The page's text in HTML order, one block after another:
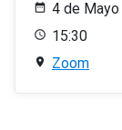
4 de
15:30
Zoom